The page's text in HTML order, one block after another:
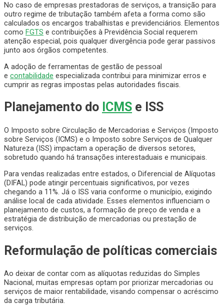
No caso de empresas prestadoras de serviços, a transição para
outro regime de tributação também afeta a forma como são
calculados os encargos trabalhistas e previdenciários. Elementos
como FGTS e contribuições à Previdência Social requerem
atenção especial, pois qualquer divergência pode gerar passivos
junto aos órgãos competentes.
A adoção de ferramentas de gestão de pessoal
e contabilidade especializada contribui para minimizar erros e
cumprir as regras impostas pelas autoridades fiscais.
Planejamento do ICMS e ISS
O Imposto sobre Circulação de Mercadorias e Serviços (Imposto
sobre Serviços (ICMS) e o Imposto sobre Serviços de Qualquer
Natureza (ISS) impactam a operação de diversos setores,
sobretudo quando há transações interestaduais e municipais.
Para vendas realizadas entre estados, o Diferencial de Alíquotas
(DIFAL) pode atingir percentuais significativos, por vezes
chegando a 11%. Já o ISS varia conforme o município, exigindo
análise local de cada atividade. Esses elementos influenciam o
planejamento de custos, a formação de preço de venda e a
estratégia de distribuição de mercadorias ou prestação de
serviços.
Reformulação de políticas comerciais
Ao deixar de contar com as alíquotas reduzidas do Simples
Nacional, muitas empresas optam por priorizar mercadorias ou
serviços de maior rentabilidade, visando compensar o acréscimo
da carga tributária.